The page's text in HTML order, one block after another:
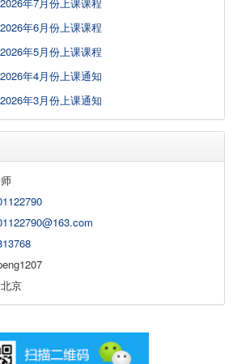
年6月份上课课程
年5月份上课课程
年4月份上课通知
年3月份上课通知
京